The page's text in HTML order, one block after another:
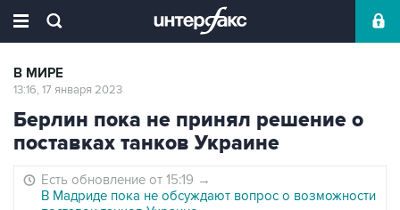
В МИРЕ
13:16, 17 января 2023
Берлин пока не принял решение о
поставках танков Украине
Есть обновление от 15:19 →
В Мадриде пока не обсуждают вопрос о возможности